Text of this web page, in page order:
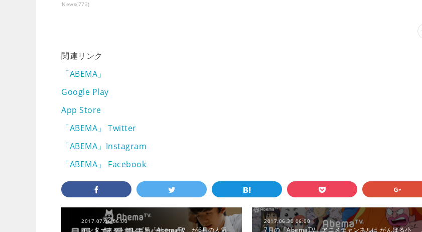
News(773)
関連リンク
「ABEMA」
Google Play
App Store
「ABEMA」 Twitter
「ABEMA」Instagram
「ABEMA」 Facebook
2017.07.06 06:00
インターネットテレビ局「AbemaTV」が6月の人気
2017.06.30 06:00
7月の「AbemaTV」アニメチャンネルは がんばる小